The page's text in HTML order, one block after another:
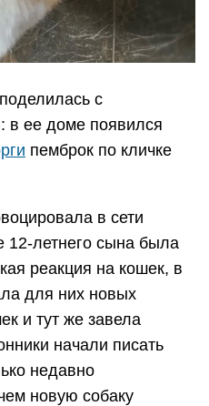
с
в ее доме появился
пемброк по кличке
в сети
12-летнего сына была
реакция на кошек, в
для них новых
и тут же завела
начали писать
недавно
новую собаку